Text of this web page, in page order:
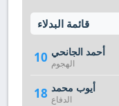
قائمة البدلاء
10 أحمد الجانحي
الهجوم
18 أيوب محمد
الدفاع